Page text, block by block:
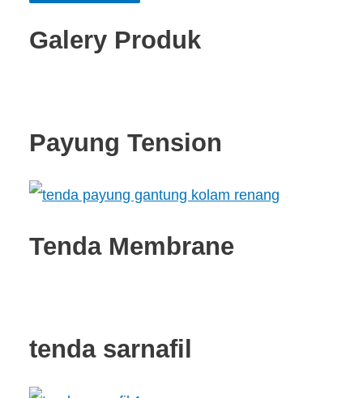
Galery Produk
Payung Tension
Tenda Membrane
tenda sarnafil